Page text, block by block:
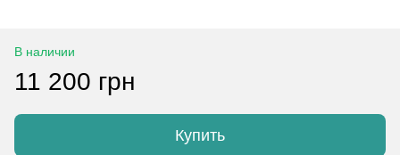
В наличии
11 200 грн
Купить